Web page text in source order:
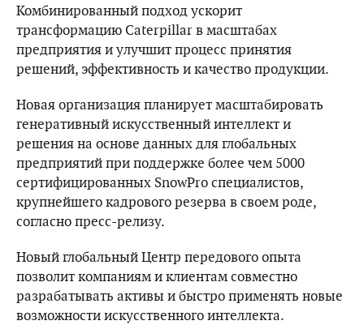
Комбинированный подход ускорит
трансформацию Caterpillar в масштабах
предприятия и улучшит процесс принятия
решений, эффективность и качество продукции.
Новая организация планирует масштабировать
генеративный искусственный интеллект и
решения на основе данных для глобальных
предприятий при поддержке более чем 5000
сертифицированных SnowPro специалистов,
крупнейшего кадрового резерва в своем роде,
согласно пресс-релизу.
Новый глобальный Центр передового опыта
позволит компаниям и клиентам совместно
разрабатывать активы и быстро применять новые
возможности искусственного интеллекта.